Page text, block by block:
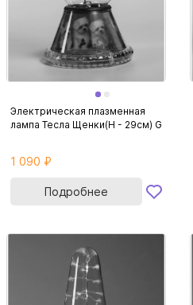
Электрическая плазменная
лампа Тесла Щенки(H - 29см) G
1 090 ₽
Подробнее